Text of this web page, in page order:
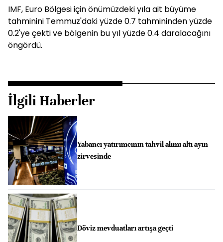
IMF, Euro Bölgesi için önümüzdeki yıla ait büyüme
tahminini Temmuz'daki yüzde 0.7 tahmininden yüzde
0.2'ye çekti ve bölgenin bu yıl yüzde 0.4 daralacağını
öngördü.
İlgili Haberler
Yabancı yatırımcının tahvil alımı altı ayın
zirvesinde
Döviz mevduatları artışa geçti